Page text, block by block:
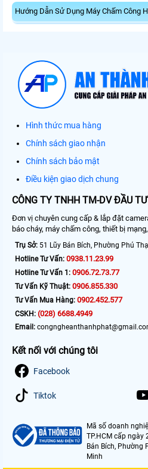
Hướng Dẫn Sử Dụng Máy Chấm Công
Hình thức mua hàng
Chính sách giao nhận
Chính sách bảo mật
Điều kiện giao dịch chung
CÔNG TY TNHH TM-DV ĐẦU
Đơn vị chuyên cung cấp & lắp đặt
báo cháy, máy chấm công, thiết bị mạng,
Trụ Sở: 51 Lũy Bán Bích, Phường Phú
Hotline Tư Vấn: 0938.11.23.99
Hotline Tư Vấn 1: 0906.72.73.77
Tư Vấn Kỹ Thuật: 0906.855.330
Tư Vấn Mua Hàng: 0902.452.577
CSKH: (028) 6688.4949
Email:
Kết nối với chúng tôi
Facebook
Tiktok
Mã số doanh
TP.HCM cấp
Bán Bích, Phường
Minh